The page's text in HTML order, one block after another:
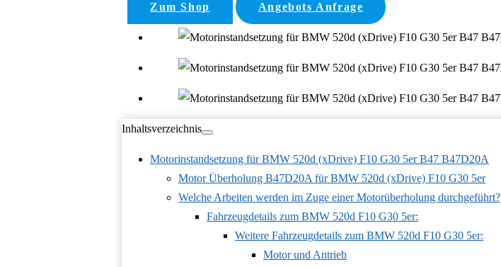
Zum Shop Angebots Anfrage
Inhaltsverzeichnis
Motorinstandsetzung für BMW 520d (xDrive) F10 G30 5er B47 B47D20A
Motor Überholung B47D20A für BMW 520d (xDrive) F10 G30 5er
Welche Arbeiten werden im Zuge einer Motorüberholung durchgeführt?
Fahrzeugdetails zum BMW 520d F10 G30 5er:
Weitere Fahrzeugdetails zum BMW 520d F10 G30 5er:
Motor und Antrieb